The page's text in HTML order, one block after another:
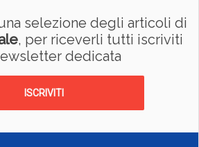
selezione degli articoli di
, per riceverli tutti iscriviti
dedicata
ISCRIVITI